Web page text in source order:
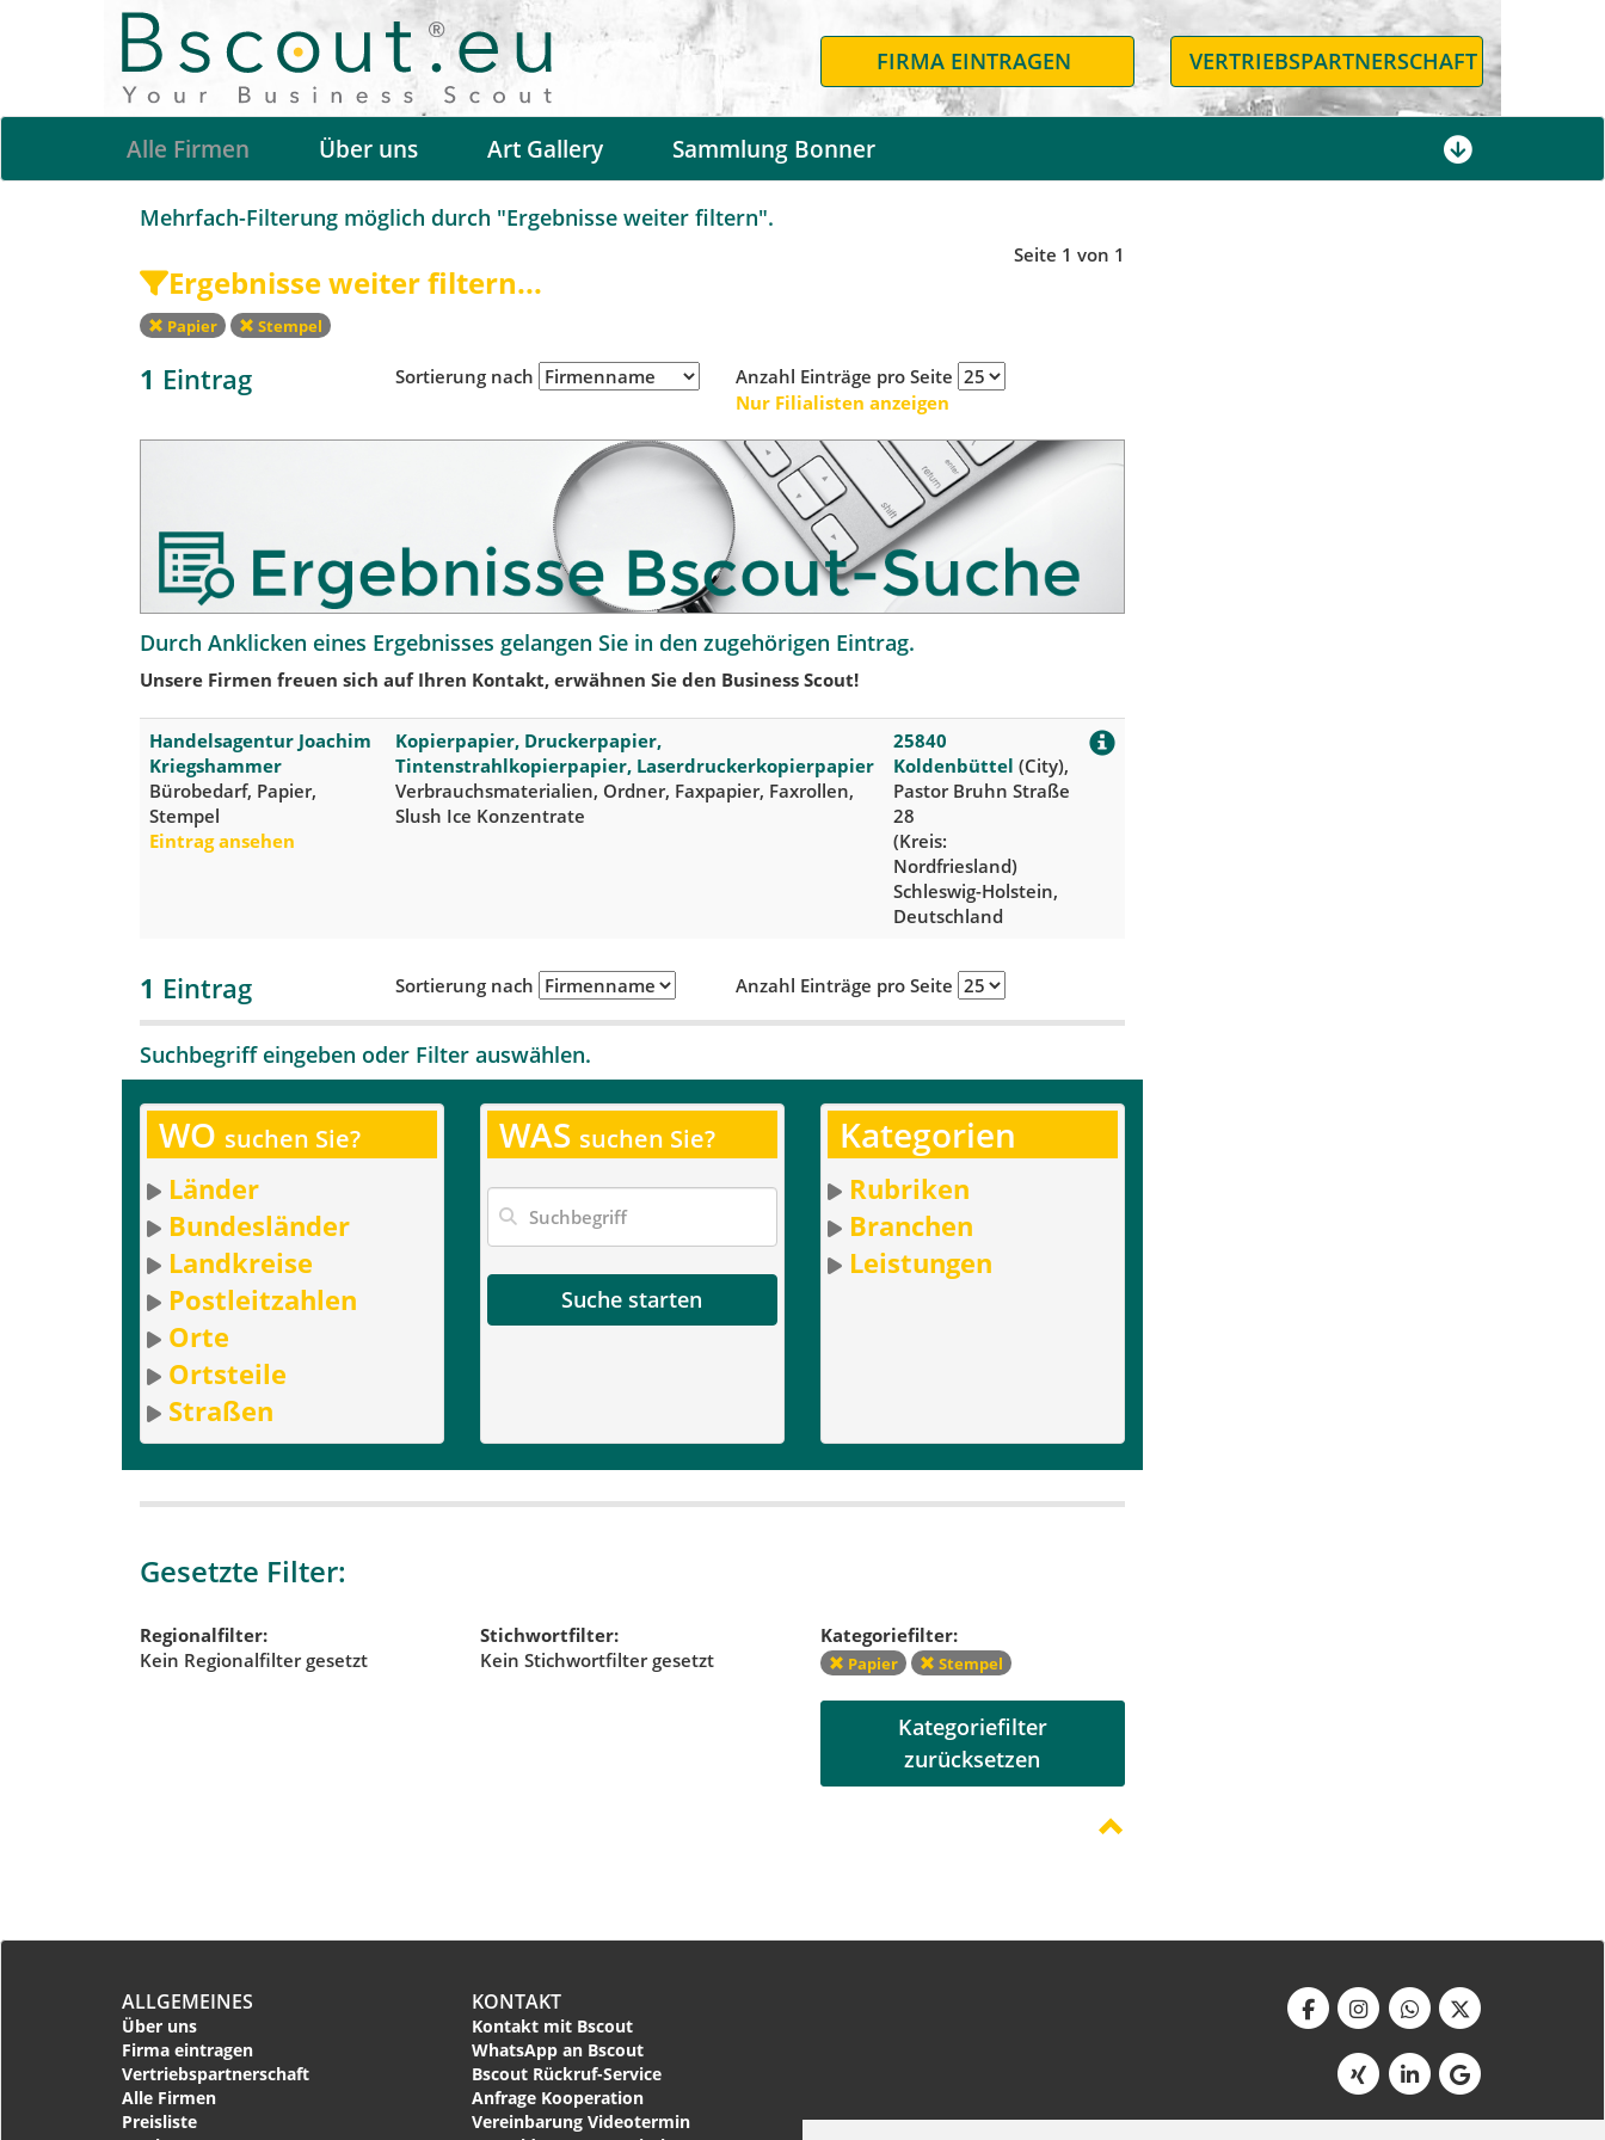
FIRMA EINTRAGEN VERTRIEBSPARTNERSCHAFT
Alle Firmen Über uns Art Gallery Sammlung Bonner
Mehrfach-Filterung möglich durch "Ergebnisse weiter filtern".
Ergebnisse weiter filtern...
Seite 1 von 1
Papier Stempel
1 Eintrag Sortierung nach
Anzahl Einträge pro Seite
Nur Filialisten anzeigen
Durch Anklicken eines Ergebnisses gelangen Sie in den zugehörigen Eintrag.
Unsere Firmen freuen sich auf Ihren Kontakt, erwähnen Sie den Business Scout!
Handelsagentur Joachim
Kriegshammer
Bürobedarf, Papier,
Stempel
Eintrag ansehen
Kopierpapier, Druckerpapier,
Tintenstrahlkopierpapier, Laserdruckerkopierpapier
Verbrauchsmaterialien, Ordner, Faxpapier, Faxrollen,
Slush Ice Konzentrate
25840
Koldenbüttel (City),
Pastor Bruhn Straße
28
(Kreis:
Nordfriesland)
Schleswig-Holstein,
Deutschland
1 Eintrag Sortierung nach Anzahl Einträge pro Seite
Suchbegriff eingeben oder Filter auswählen.
WO suchen Sie?
Länder
Bundesländer
Landkreise
Postleitzahlen
Orte
Ortsteile
Straßen
WAS suchen Sie?
Suche starten
Kategorien
Rubriken
Branchen
Leistungen
Gesetzte Filter:
Regionalfilter:
Kein Regionalfilter gesetzt
Stichwortfilter:
Kein Stichwortfilter gesetzt
Kategoriefilter:
Papier Stempel
Kategoriefilter
zurücksetzen
ALLGEMEINES
Über uns
Firma eintragen
Vertriebspartnerschaft
Alle Firmen
Preisliste
KONTAKT
Kontakt mit Bscout
WhatsApp an Bscout
Bscout Rückruf-Service
Anfrage Kooperation
Vereinbarung Videotermin